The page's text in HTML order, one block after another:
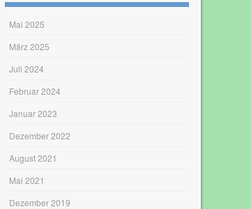
Mai 2025
März 2025
Juli 2024
Februar 2024
Januar 2023
Dezember 2022
August 2021
Mai 2021
Dezember 2019